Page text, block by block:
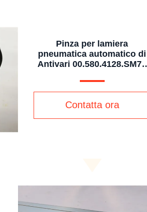
Pinza per lamiera
pneumatica automatico di
Antivari 00.580.4128.SM74
Contatta ora